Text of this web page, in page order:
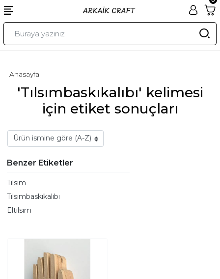
'Tılsımbaskıkalıbı' kelimesi
için etiket sonuçları
Anasayfa
Benzer Etiketler
Tılsım
Tılsımbaskıkalıbı
Eltılsım